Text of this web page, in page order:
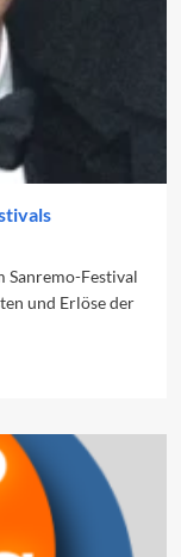
Festival
und Erlöse der